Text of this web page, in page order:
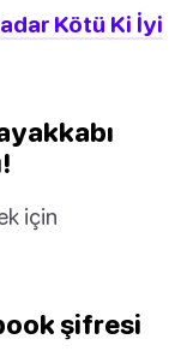
Kötü Ki İyi
için
şifresi